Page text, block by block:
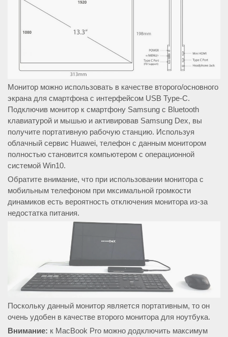
Монитор можно использовать в качестве второго/основного
экрана для смартфона с интерфейсом USB Type-C.
Подключив монитор к смартфону Samsung с Bluetooth
клавиатурой и мышью и активировав Samsung Dex, вы
получите портативную рабочую станцию. Используя
облачный сервис Huawei, телефон с данным монитором
полностью становится компьютером с операционной
системой Win10.
Обратите внимание, что при использовании монитора с
мобильным телефоном при мксимальной громкости
динамиков есть вероятность отключения монитора из-за
недостатка питания.
Поскольку данный монитор является портативным, то он
очень удобен в качестве второго монитора для ноутбука.
Внимание: к MacBook Pro можно додключить максимум